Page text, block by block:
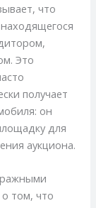
что
Это
получает
он
для
аукциона.
о том, что